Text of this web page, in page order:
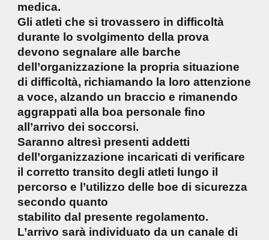
medica.
Gli atleti che si trovassero in difficoltà
durante lo svolgimento della prova
devono segnalare alle barche
dell’organizzazione la propria situazione
di difficoltà, richiamando la loro attenzione
a voce, alzando un braccio e rimanendo
aggrappati alla boa personale fino
all’arrivo dei soccorsi.
Saranno altresì presenti addetti
dell’organizzazione incaricati di verificare
il corretto transito degli atleti lungo il
percorso e l’utilizzo delle boe di sicurezza
secondo quanto
stabilito dal presente regolamento.
L’arrivo sarà individuato da un canale di